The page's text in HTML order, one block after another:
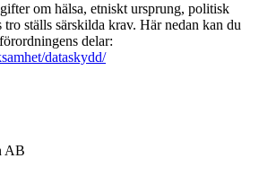
om hälsa, etniskt ursprung, politisk
ställs särskilda krav. Här nedan kan du
delar:
dataskydd/
AB